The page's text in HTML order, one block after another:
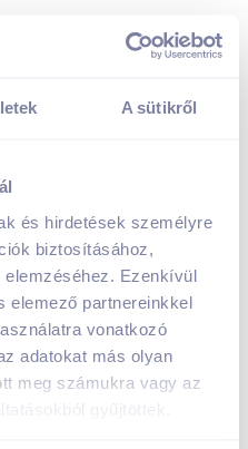
A sütikről
és hirdetések személyre
biztosításához,
elemzéséhez. Ezenkívül
elemező partnereinkkel
vonatkozó
adatokat más olyan
meg számukra vagy az
gyűjtöttek.
/
460Ft /kg
186 Ft / db 18% áfa)
20 db